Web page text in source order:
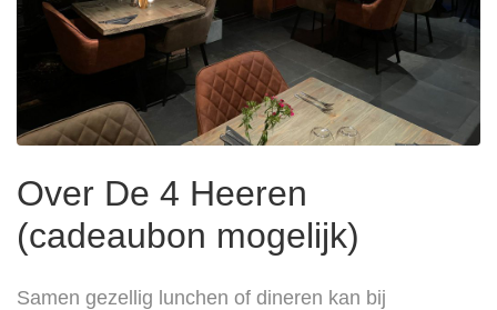
Over De 4 Heeren
(cadeaubon mogelijk)
Samen gezellig lunchen of dineren kan bij